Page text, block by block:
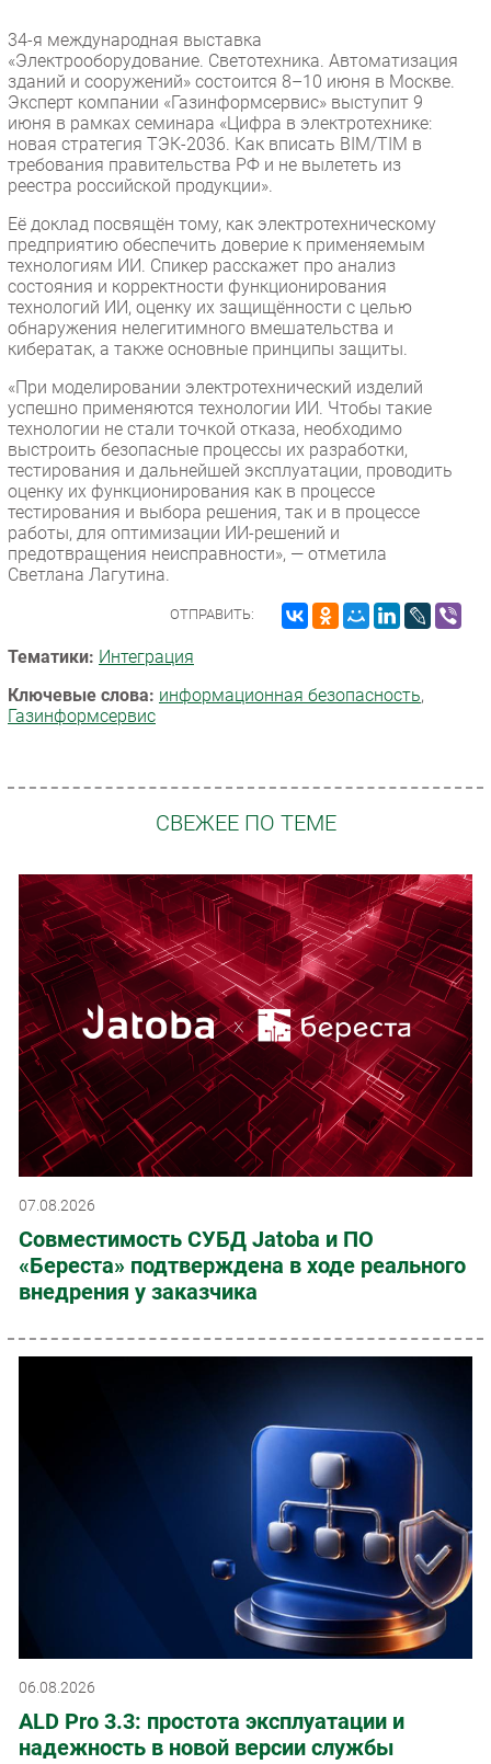
Новости
Аналитика
Интервью
Мероприятия
Проекты
Тестовый стенд
Каталог компаний
34-я международная выставка
«Электрооборудование. Светотехника. Автоматизация
зданий и сооружений» состоится 8–10 июня в Москве.
Эксперт компании «Газинформсервис» выступит 9
июня в рамках семинара «Цифра в электротехнике:
новая стратегия ТЭК-2036. Как вписать BIM/ТIM в
требования правительства РФ и не вылететь из
реестра российской продукции».
Её доклад посвящён тому, как электротехническому
предприятию обеспечить доверие к применяемым
технологиям ИИ. Спикер расскажет про анализ
состояния и корректности функционирования
технологий ИИ, оценку их защищённости с целью
обнаружения нелегитимного вмешательства и
кибератак, а также основные принципы защиты.
«При моделировании электротехнический изделий
успешно применяются технологии ИИ. Чтобы такие
технологии не стали точкой отказа, необходимо
выстроить безопасные процессы их разработки,
тестирования и дальнейшей эксплуатации, проводить
оценку их функционирования как в процессе
тестирования и выбора решения, так и в процессе
работы, для оптимизации ИИ-решений и
предотвращения неисправности», — отметила
Светлана Лагутина.
ОТПРАВИТЬ:
Тематики: Интеграция
Ключевые слова: информационная безопасность,
Газинформсервис
СВЕЖЕЕ ПО ТЕМЕ
07.08.2026
Совместимость СУБД Jatoba и ПО
«Береста» подтверждена в ходе реального
внедрения у заказчика
06.08.2026
ALD Pro 3.3: простота эксплуатации и
надежность в новой версии службы